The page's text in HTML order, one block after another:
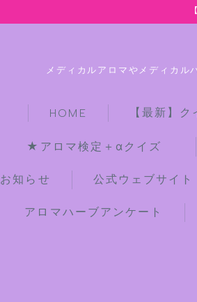
メディカルアロマやメディカル
HOME 【最新】
★アロマ検定＋αクイズ
お知らせ 公式ウェブサイ
アロマハーブアンケート